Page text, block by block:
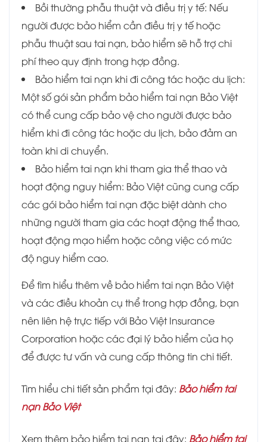
Bồi thường phẫu thuật và điều trị y tế: Nếu
người được bảo hiểm cần điều trị y tế hoặc
phẫu thuật sau tai nạn, bảo hiểm sẽ hỗ trợ chi
phí theo quy định trong hợp đồng.
Bảo hiểm tai nạn khi đi công tác hoặc du lịch:
Một số gói sản phẩm bảo hiểm tai nạn Bảo Việt
có thể cung cấp bảo vệ cho người được bảo
hiểm khi đi công tác hoặc du lịch, bảo đảm an
toàn khi di chuyển.
Bảo hiểm tai nạn khi tham gia thể thao và
hoạt động nguy hiểm: Bảo Việt cũng cung cấp
các gói bảo hiểm tai nạn đặc biệt dành cho
những người tham gia các hoạt động thể thao,
hoạt động mạo hiểm hoặc công việc có mức
độ nguy hiểm cao.
Để tìm hiểu thêm về bảo hiểm tai nạn Bảo Việt
và các điều khoản cụ thể trong hợp đồng, bạn
nên liên hệ trực tiếp với Bảo Việt Insurance
Corporation hoặc các đại lý bảo hiểm của họ
để được tư vấn và cung cấp thông tin chi tiết.
Tìm hiểu chi tiết sản phẩm tại đây: Bảo hiểm tai
nạn Bảo Việt
Xem thêm bảo hiểm tai nạn tại đây: Bảo hiểm tai